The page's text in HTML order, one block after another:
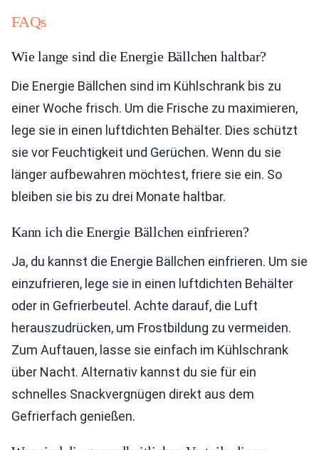
FAQs
Wie lange sind die Energie Bällchen haltbar?
Die Energie Bällchen sind im Kühlschrank bis zu
einer Woche frisch. Um die Frische zu maximieren,
lege sie in einen luftdichten Behälter. Dies schützt
sie vor Feuchtigkeit und Gerüchen. Wenn du sie
länger aufbewahren möchtest, friere sie ein. So
bleiben sie bis zu drei Monate haltbar.
Kann ich die Energie Bällchen einfrieren?
Ja, du kannst die Energie Bällchen einfrieren. Um sie
einzufrieren, lege sie in einen luftdichten Behälter
oder in Gefrierbeutel. Achte darauf, die Luft
herauszudrücken, um Frostbildung zu vermeiden.
Zum Auftauen, lasse sie einfach im Kühlschrank
über Nacht. Alternativ kannst du sie für ein
schnelles Snackvergnügen direkt aus dem
Gefrierfach genießen.